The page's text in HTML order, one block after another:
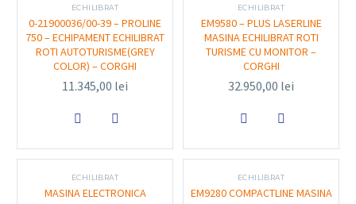
afectarea balansului
Utilizare: Roți de autoutilitare, van-uri și
furgonete
Funcționalitate și utilizare:
Conul GAR113 este utilizat pentru centrarea corectă a
roților pe axul mașinii de echilibrat. Este esențial în
ECHILIBRAT
0-21900036/00-39 – PROLINE
750 – ECHIPAMENT ECHILIBRAT
ROTI AUTOTURISME(GREY
COLOR) – CORGHI
11.345,00 lei

ECHILIBRAT
EM9580 – PLUS LASERLINE
MASINA ECHILIBRAT ROTI
TURISME CU MONITOR –
CORGHI
32.950,00 lei

ECHILIBRAT
MASINA ELECTRONICA
ECHILIBRAT
EM9280 COMPACTLINE MASINA